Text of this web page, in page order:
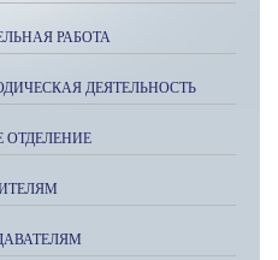
РАБОТА
ДЕЯТЕЛЬНОСТЬ
ОТДЕЛЕНИЕ